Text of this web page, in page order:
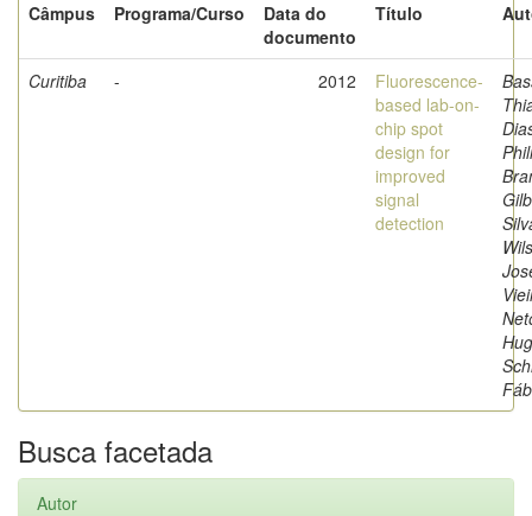
Câmpus
Programa/Curso
Data do
documento
Título
Curitiba - 2012
Fluorescence-
based lab-on-
chip spot
design for
improved
signal
detection
Busca facetada
Autor